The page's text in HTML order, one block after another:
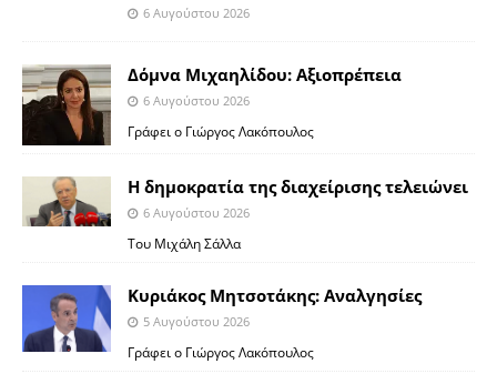
6 Αυγούστου 2026
Δόμνα Μιχαηλίδου: Αξιοπρέπεια
6 Αυγούστου 2026
Γράφει ο Γιώργος Λακόπουλος
Η δημοκρατία της διαχείρισης τελειώνει
6 Αυγούστου 2026
Του Μιχάλη Σάλλα
Κυριάκος Μητσοτάκης: Αναλγησίες
5 Αυγούστου 2026
Γράφει ο Γιώργος Λακόπουλος